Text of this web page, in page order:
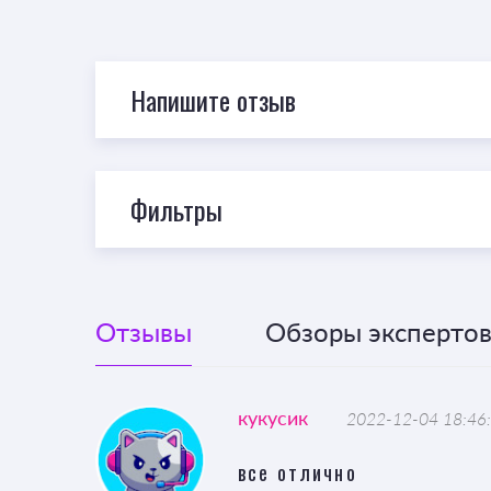
Напишите отзыв
Фильтры
Отзывы Обзоры
кукусик 2022-12-04
все отлично